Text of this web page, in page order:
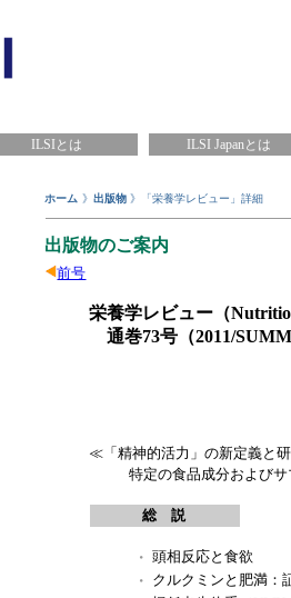
ILSIとは ILSI Japanとは
ホーム 》出版物 》「栄養学レビュー」詳細
出版物のご案内
前号
栄養学レビュー（
通巻73号（2011/
≪「精神的活力」の新定義と
特定の食品成分および
総 説
・ 頭相反応と食欲
・ クルクミンと肥満：